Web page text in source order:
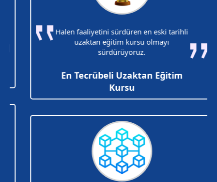
Halen faaliyetini sürdüren en eski tarihli
uzaktan eğitim kursu olmayı
sürdürüyoruz.
En Tecrübeli Uzaktan Eğitim
Kursu